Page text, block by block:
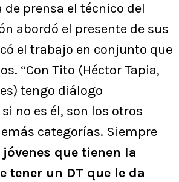
de prensa el técnico del
abordó el presente de sus
el trabajo en conjunto que
“Con Tito (Héctor Tapia,
tengo diálogo
no es él, son los otros
categorías. Siempre
que tienen la
tener un DT que le da